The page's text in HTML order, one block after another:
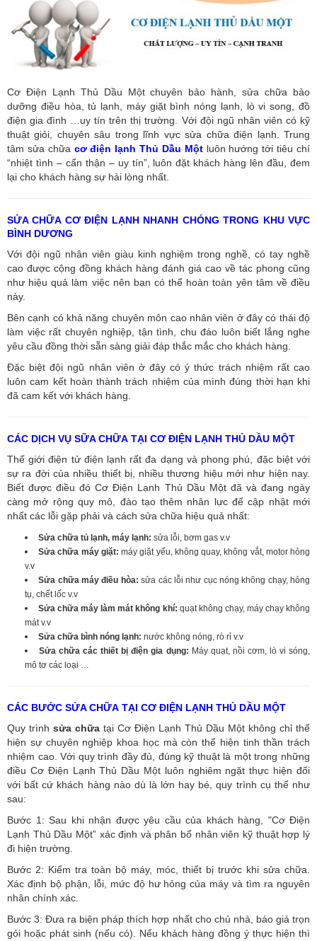
Cơ Điện Lạnh Thủ Dầu Một chuyên bảo hành, sửa chữa bảo
dưỡng điều hòa, tủ lạnh, máy giặt bình nóng lạnh, lò vi song, đồ
điện gia đình …uy tín trên thị trường. Với đội ngũ nhân viên có kỹ
thuật giỏi, chuyên sâu trong lĩnh vực sửa chữa điện lạnh. Trung
tâm sửa chữa cơ điện lạnh Thủ Dầu Mộtluôn hướng tới tiêu chí
“nhiệt tình – cẩn thận – uy tín”, luôn đặt khách hàng lên đầu, đem
lại cho khách hàng sự hài lòng nhất.
SỬA CHỮA CƠ ĐIỆN LẠNH NHANH CHÓNG TRONG KHU VỰC
BÌNH DƯƠNG
Với đội ngũ nhân viên giàu kinh nghiệm trong nghề, có tay nghề
cao được cộng đồng khách hàng đánh giá cao về tác phong cũng
như hiệu quả làm việc nên bạn có thể hoàn toàn yên tâm về điều
này.
Bên cạnh có khả năng chuyên môn cao nhân viên ở đây có thái độ
làm việc rất chuyên nghiệp, tận tình, chu đáo luôn biết lắng nghe
yêu cầu đồng thời sẵn sàng giải đáp thắc mắc cho khách hàng.
Đặc biệt đội ngũ nhân viên ở đây có ý thức trách nhiệm rất cao
luôn cam kết hoàn thành trách nhiệm của mình đúng thời hạn khi
đã cam kết với khách hàng.
CÁC DỊCH VỤ SỮA CHỮA TẠI CƠ ĐIỆN LẠNH THỦ DẦU MỘT
Thế giới điện tử điện lạnh rất đa dạng và phong phú, đặc biệt với
sự ra đời của nhiều thiết bị, nhiều thương hiệu mới như hiện nay.
Biết được điều đó Cơ Điện Lạnh Thủ Dầu Một đã và đang ngày
càng mở rộng quy mô, đào tạo thêm nhân lực để cập nhật mới
nhất các lỗi gặp phải và cách sửa chữa hiệu quả nhất:
Sửa chữa tủ lạnh, máy lạnh: sửa lỗi, bơm gas v.v
Sửa chữa máy giặt:máy giặt yếu, không quay, không vắt, motor hỏng
v.v
Sửa chữa máy điều hòa: sửa các lỗi như cục nóng không chạy, hỏng
tụ, chết lốc v.v
Sửa chữa máy làm mát không khí: quạt không chạy, máy chạy không
mát v.v
Sửa chữa bình nóng lạnh: nước không nóng, rò rỉ v.v
Sửa chữa các thiết bị điện gia dụng: Máy quạt, nồi cơm, lò vi sóng,
mô tơ các loại …
CÁC BƯỚC SỬA CHỮA TẠI CƠ ĐIỆN LẠNH THỦ DẦU MỘT
Quy trình sửa chữa tại Cơ Điện Lạnh Thủ Dầu Một không chỉ thể
hiện sự chuyên nghiệp khoa học mà còn thể hiện tinh thần trách
nhiệm cao. Với quy trình đầy đủ, đúng kỹ thuật là một trong những
điều Cơ Điện Lạnh Thủ Dầu Một luôn nghiêm ngặt thực hiện đối
với bất cứ khách hàng nào dù là lớn hay bé, quy trình cụ thể như
sau:
Bước 1: Sau khi nhận được yêu cầu của khách hàng, "Cơ Điện
Lạnh Thủ Dầu Một” xác định và phân bổ nhân viên kỹ thuật hợp lý
đi hiện trường.
Bước 2: Kiểm tra toàn bộ máy, móc, thiết bị trước khi sửa chữa.
Xác định bộ phận, lỗi, mức độ hư hỏng của máy và tìm ra nguyên
nhân chính xác.
Bước 3: Đưa ra biện pháp thích hợp nhất cho chủ nhà, báo giá trọn
gói hoặc phát sinh (nếu có). Nếu khách hàng đồng ý thực hiện thì